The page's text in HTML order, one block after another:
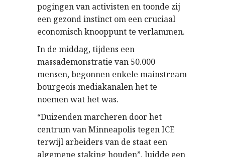
pogingen van activisten en toonde zij
een gezond instinct om een cruciaal
economisch knooppunt te verlammen.
In de middag, tijdens een
massademonstratie van 50.000
mensen, begonnen enkele mainstream
bourgeois mediakanalen het te
noemen wat het was.
“Duizenden marcheren door het
centrum van Minneapolis tegen ICE
terwijl arbeiders van de staat een
algemene staking houden”, luidde een